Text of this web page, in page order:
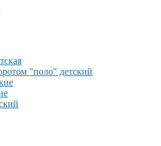
"поло" детский